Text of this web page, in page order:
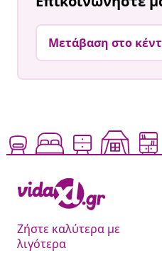
Μετάβαση στο
Ζήστε καλύτερα με
λιγότερα